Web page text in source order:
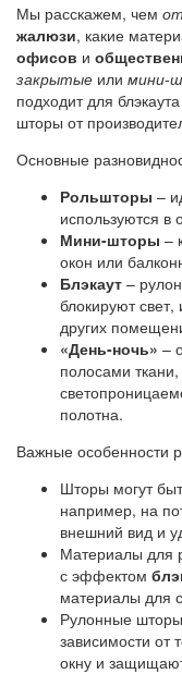
Мы расскажем, чем
жалюзи, какие
офисов и
закрытые или мини-
подходит для
шторы от
Основные
Рольшторы –
используются
Мини-шторы –
окон или
Блэкаут –
блокируют
других
«День-ночь» –
полосами
полотна.
Важные особенности
Шторы могут
например, на
внешний вид и
Материалы для
с эффектом
материалы для
Рулонные
зависимости от
окну и